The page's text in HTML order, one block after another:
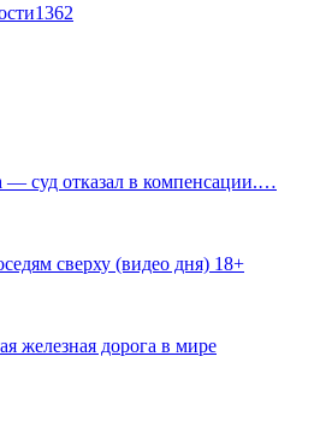
1362
— суд отказал в компенсации.…
сверху (видео дня) 18+
железная дорога в мире